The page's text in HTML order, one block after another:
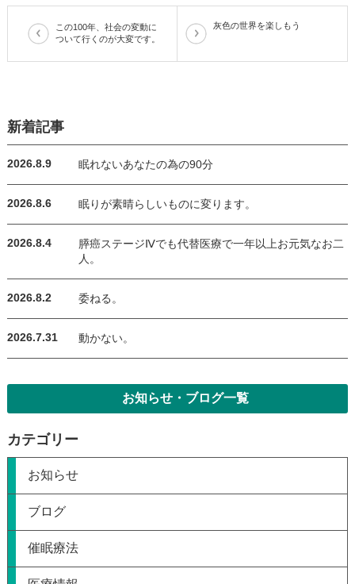
この100年、社会の変動に
ついて行くのが大変です。
灰色の世界を楽しもう
新着記事
2026.8.9 眠れないあなたの為の90分
2026.8.6 眠りが素晴らしいものに変ります。
2026.8.4
膵癌ステージⅣでも代替医療で一年以上お元気なお二
人。
2026.8.2 委ねる。
2026.7.31 動かない。
お知らせ・ブログ一覧
カテゴリー
お知らせ
ブログ
催眠療法